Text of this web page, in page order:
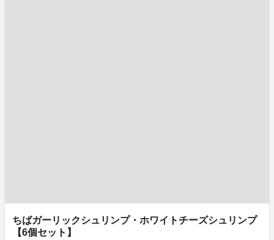
ちばガーリックシュリンプ・ホワイトチーズシュリンプ
【6個セット】